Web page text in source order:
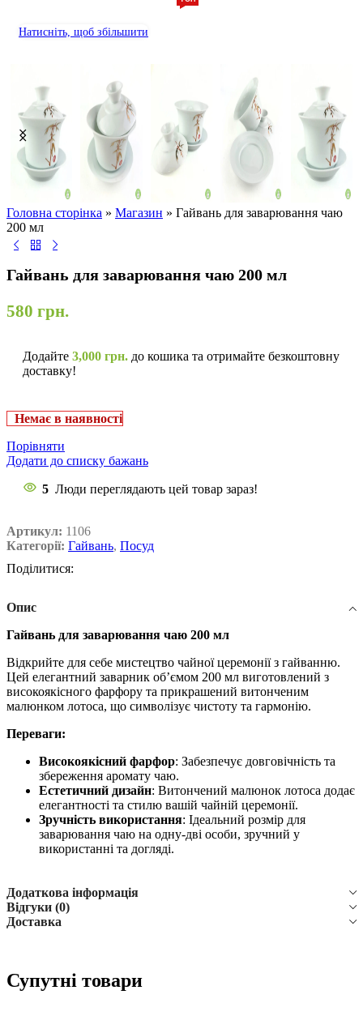
Натисніть, щоб збільшити
Головна сторінка » Магазин » Гайвань для заварювання чаю
200 мл
Гайвань для заварювання чаю 200 мл
580 грн.
Додайте 3,000 грн. до кошика та отримайте безкоштовну
доставку!
Немає в наявності
Порівняти
Додати до списку бажань
5 Люди переглядають цей товар зараз!
Артикул: 1106
Категорії: Гайвань, Посуд
Поділитися:
Опис
Гайвань для заварювання чаю 200 мл
Відкрийте для себе мистецтво чайної церемонії з гайванню.
Цей елегантний заварник об’ємом 200 мл виготовлений з
високоякісного фарфору та прикрашений витонченим
малюнком лотоса, що символізує чистоту та гармонію.
Переваги:
Високоякісний фарфор: Забезпечує довговічність та
збереження аромату чаю.
Естетичний дизайн: Витончений малюнок лотоса додає
елегантності та стилю вашій чайній церемонії.
Зручність використання: Ідеальний розмір для
заварювання чаю на одну-дві особи, зручний у
використанні та догляді.
Додаткова інформація
Відгуки (0)
Доставка
Супутні товари